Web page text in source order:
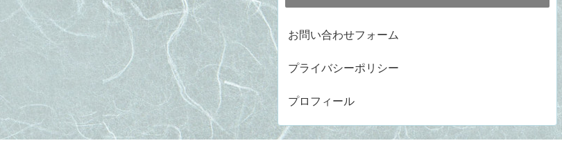
お問い合わせフォーム
プライバシーポリシー
プロフィール